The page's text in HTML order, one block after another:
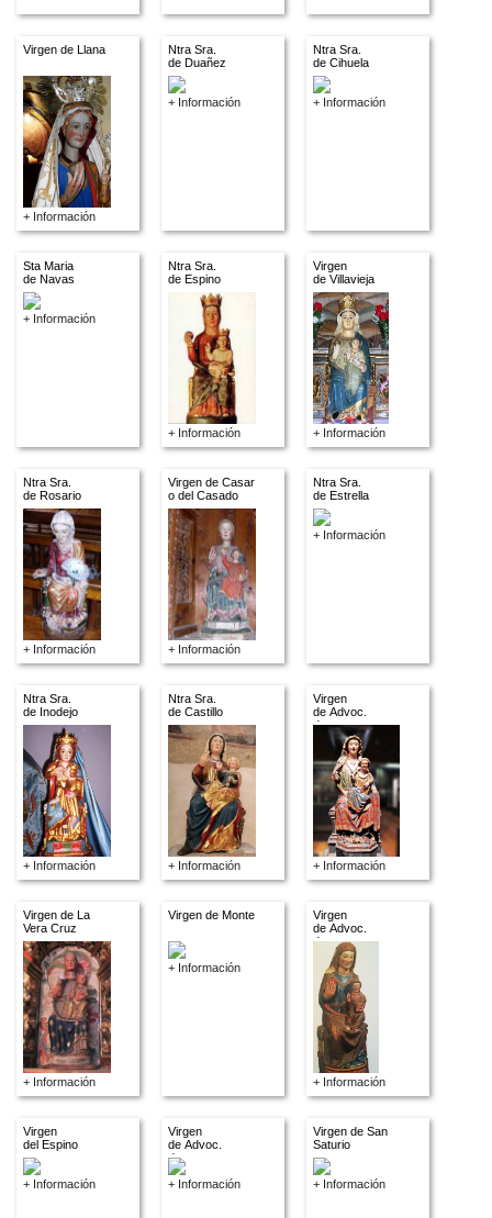
Virgen de Llana
+ Información
Ntra Sra.
de Duañez
+ Información
Ntra Sra.
de Cihuela
+ Información
Sta Maria
de Navas
+ Información
Ntra Sra.
de Espino
+ Información
Virgen
de Villavieja
+ Información
Ntra Sra.
de Rosario
+ Información
Virgen de Casar
o del Casado
+ Información
Ntra Sra.
de Estrella
+ Información
Ntra Sra.
de Inodejo
+ Información
Ntra Sra.
de Castillo
+ Información
Virgen
de Advoc.
descon.
+ Información
Virgen de La
Vera Cruz
+ Información
Virgen de Monte
+ Información
Virgen
de Advoc.
descon.
+ Información
Virgen
del Espino
+ Información
Virgen
de Advoc.
descon.
+ Información
Virgen de San
Saturio
+ Información